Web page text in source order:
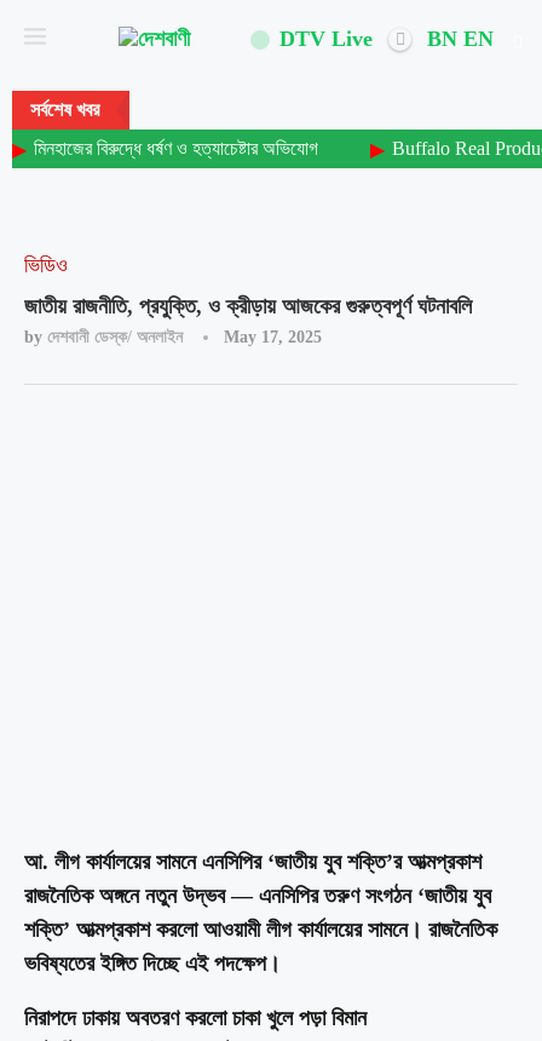
DTV Live BN EN
সর্বশেষ খবর
মিনহাজের বিরুদ্ধে ধর্ষণ ও হত্যাচেষ্টার অভিযোগ
Buffalo Real
ভিডিও
জাতীয় রাজনীতি, প্রযুক্তি, ও ক্রীড়ায় আজকের গুরুত্বপূর্ণ ঘটনাবলি
by দেশবানী ডেস্ক/ অনলাইন May 17, 2025
আ. লীগ কার্যালয়ের সামনে এনসিপির ‘জাতীয় যুব শক্তি’র আত্মপ্রকাশ
রাজনৈতিক অঙ্গনে নতুন উদ্ভব — এনসিপির তরুণ সংগঠন ‘জাতীয় যুব
শক্তি’ আত্মপ্রকাশ করলো আওয়ামী লীগ কার্যালয়ের সামনে। রাজনৈতিক
ভবিষ্যতের ইঙ্গিত দিচ্ছে এই পদক্ষেপ।
নিরাপদে ঢাকায় অবতরণ করলো চাকা খুলে পড়া বিমান